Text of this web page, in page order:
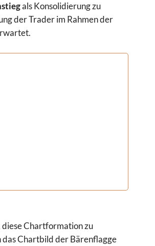
als Konsolidierung zu
der Trader im Rahmen der
diese Chartformation zu
das Chartbild der Bärenflagge